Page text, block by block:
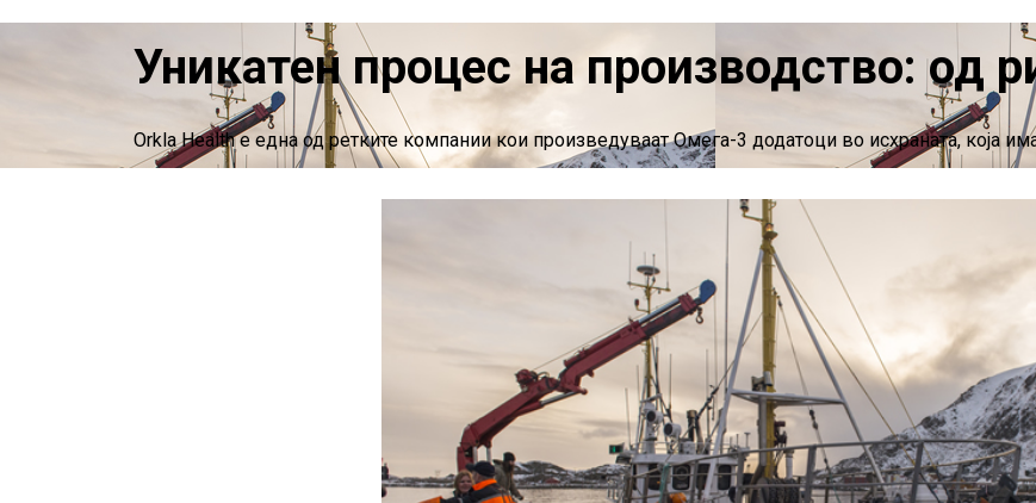
Уникатен процес на производство: од
Orkla Health е една од ретките компании кои произведуваат Омега-3 додатоци во исхраната, која